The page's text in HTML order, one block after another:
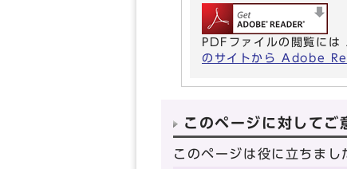
PDFファイルの閲覧に
のサイトから Adobe
このページに対してご
このページは役に立ちまし